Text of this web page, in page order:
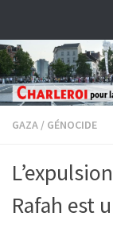
GAZA / GÉNOCIDE
Rafah est